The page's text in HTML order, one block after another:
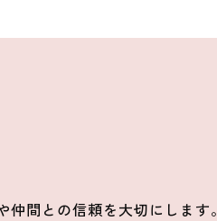
間との信頼を大切にします。